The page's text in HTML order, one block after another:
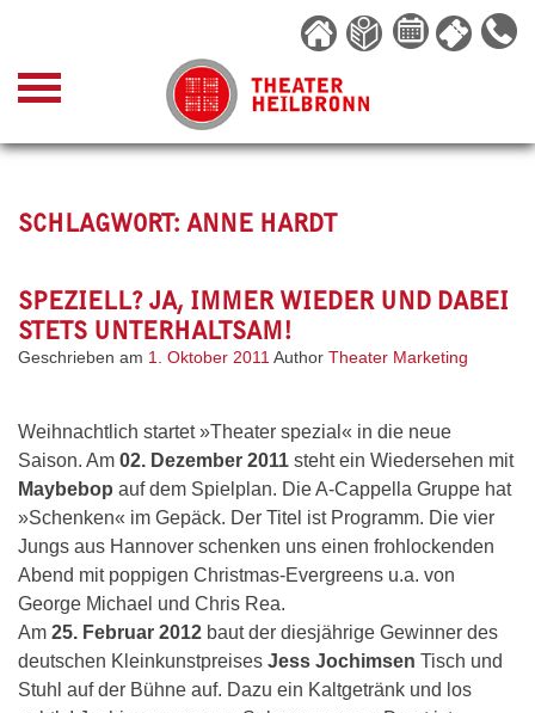
content
SCHLAGWORT: ANNE HARDT
SPEZIELL? JA, IMMER WIEDER UND DABEI
STETS UNTERHALTSAM!
Geschrieben am 1. Oktober 2011 Author Theater Marketing
Weihnachtlich startet »Theater spezial« in die neue
Saison. Am 02. Dezember 2011 steht ein Wiedersehen mit
Maybebop auf dem Spielplan. Die A-Cappella Gruppe hat
»Schenken« im Gepäck. Der Titel ist Programm. Die vier
Jungs aus Hannover schenken uns einen frohlockenden
Abend mit poppigen Christmas-Evergreens u.a. von
George Michael und Chris Rea.
Am 25. Februar 2012 baut der diesjährige Gewinner des
deutschen Kleinkunstpreises Jess Jochimsen Tisch und
Stuhl auf der Bühne auf. Dazu ein Kaltgetränk und los